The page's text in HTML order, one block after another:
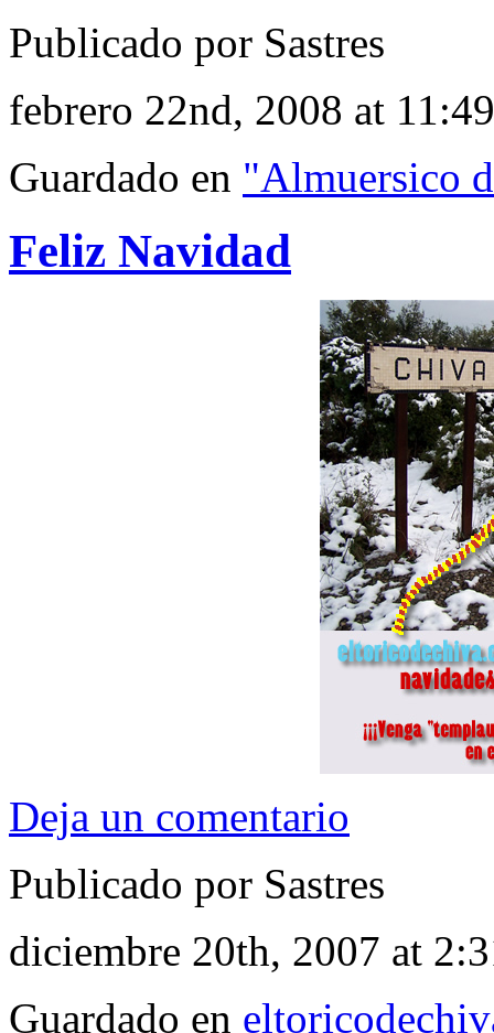
Publicado por Sastres
febrero 22nd, 2008 at
Guardado en "Almuersico
Feliz Navidad
Deja un comentario
Publicado por Sastres
diciembre 20th, 2007 at
Guardado en